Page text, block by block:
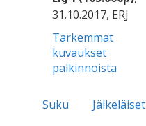
31.10.2017, ERJ
Tarkemmat
kuvaukset
palkinnoista
Suku Jälkeläiset